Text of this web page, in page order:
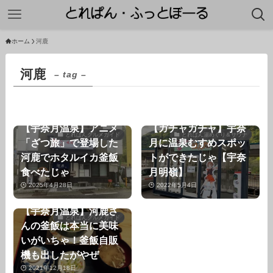
ホーム 河鹿
河鹿 – tag –
とれぱんグルメガイド
【宇奈月温泉】アニメ
「ざつ旅」で登場した
河鹿でホタルイカ釜飯
食べたじゃ
2025年4月28日
とれぱん湯めぐり＆サウナ
【ガチャガチャ】宇奈
月に温泉むすめスポッ
トができたじゃ【宇奈
月明嶺】
2022年5月4日
とれぱんグルメガイド
【宇奈月温泉】河鹿さ
んの釜飯は本当に美味
いがいちゃ！釜飯自販
機も出したがやぜ
2021年12月18日